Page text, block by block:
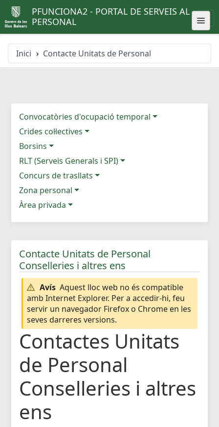
PFUNCIONA2 - PORTAL DE SERVEIS AL
PERSONAL
Inici Contacte Unitats de Personal
Convocatòries d'ocupació temporal
Crides col·lectives
Borsins
RLT (Serveis Generals i SPI)
Concurs de trasllats
Zona personal
Àrea privada
Contacte Unitats de Personal
Conselleries i altres ens
Avís Aquest lloc web no és compatible
amb Internet Explorer. Per a accedir-hi, feu
servir un navegador Firefox o Chrome en les
seves darreres versions.
Contactes Unitats
de Personal
Conselleries i altres
ens